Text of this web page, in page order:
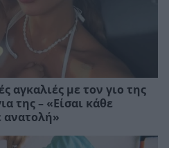
αγκαλιές με τον γιο της
της – «Είσαι κάθε
ανατολή»